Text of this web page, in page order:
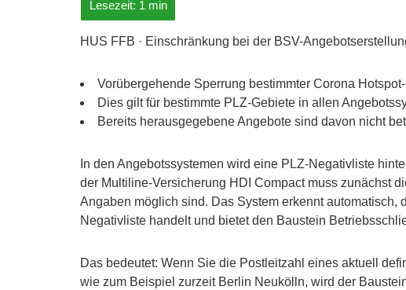
HUS FFB · Einschränkung bei der BSV-
Vorübergehende Sperrung bestimmter Corona
Dies gilt für bestimmte PLZ-Gebiete in allen
Bereits herausgegebene Angebote sind davon nicht
In den Angebotssystemen wird eine PLZ-Negativliste
der Multiline-Versicherung HDI Compact muss zunächst
Angaben möglich sind. Das System erkennt automatisch,
Negativliste handelt und bietet den Baustein
Das bedeutet: Wenn Sie die Postleitzahl eines aktuell
wie zum Beispiel zurzeit Berlin Neukölln, wird der